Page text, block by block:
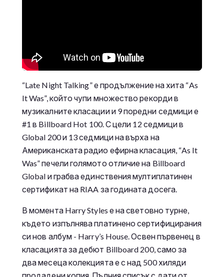
“Late Night Talking” е продължение на хита “As
It Was”, който чупи множество рекорди в
музикалните класации и 9 поредни седмици е
#1 в Billboard Hot 100. С цели 12 седмици в
Global 200 и 13 седмици на върха на
Американската радио ефирна класация, “As It
Was” печели голямото отличие на Billboard
Global и грабва единствения мултиплатинен
сертификат на RIAA за годината досега.
В момента Harry Styles е на световно турне,
където изпълнява платинено сертифицирания
си нов албум - Harry’s House. Освен първенец в
класацията за дебют Billboard 200, само за
два месеца колекцията е с над 500 хиляди